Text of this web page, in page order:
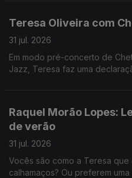
Teresa Oliveira com
31 jul. 2026
Em modo pré-concerto de
Jazz, Teresa faz uma
Raquel Morão Lopes:
de verão
31 jul. 2026
Vocês são como a Teresa
calhamaços? Ou preferem